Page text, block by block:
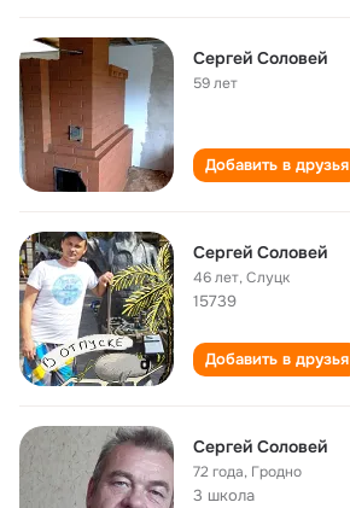
Сергей Соловей
59 лет
Добавить в друзья
Сергей Соловей
46 лет,Слуцк
15739
Добавить в друзья
Сергей Соловей
72 года, Гродно
3 школа